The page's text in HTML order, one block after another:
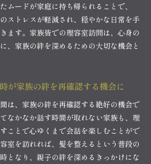
ムードが家庭に持ち帰られることで、
ストレスが軽減され、穏やかな日常を手
ます。家族皆での理容室訪問は、心身の
、家族の絆を深めるための大切な機会と
が家族の絆を再確認する機会に
は、家族の絆を再確認する絶好の機会で
なかなか話す時間が取れない家族も、理
ことで心ゆくまで会話を楽しむことがで
室を訪れれば、髪を整えるという普段の
となり、親子の絆を深めるきっかけにな